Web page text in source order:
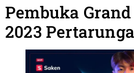
Pembuka
2023